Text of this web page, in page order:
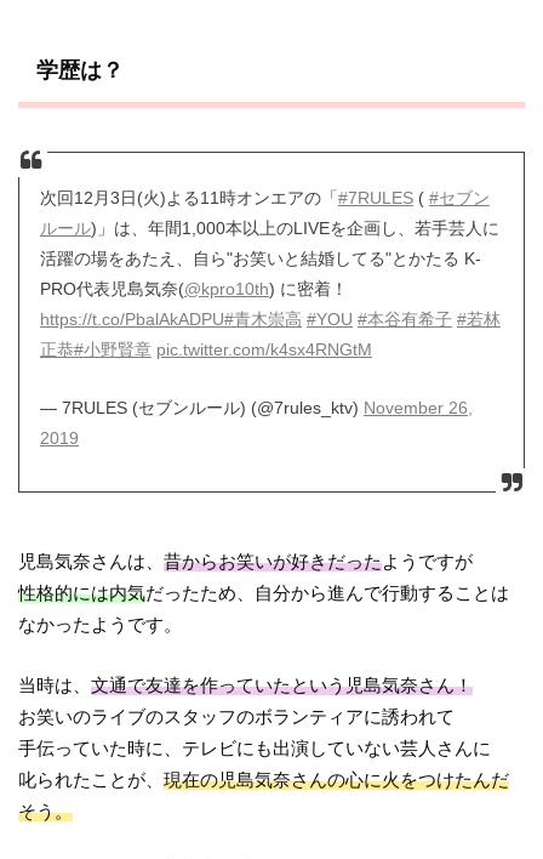
学歴は？
次回12月3日(火)よる11時オンエアの「#7RULES( #セブン
ルール)」は、年間1,000本以上のLIVEを企画し、若手芸人に
活躍の場をあたえ、自ら"お笑いと結婚してる"とかたる K-
PRO代表児島気奈(@kpro10th) に密着！
https://t.co/PbalAkADPU#青木崇高 #YOU #本谷有希子 #若林
正恭#小野賢章 pic.twitter.com/k4sx4RNGtM
— 7RULES (セブンルール) (@7rules_ktv) November 26,
2019
児島気奈さんは、昔からお笑いが好きだったようですが
性格的には内気だったため、自分から進んで行動することは
なかったようです。
当時は、文通で友達を作っていたという児島気奈さん！
お笑いのライブのスタッフのボランティアに誘われて
手伝っていた時に、テレビにも出演していない芸人さんに
叱られたことが、現在の児島気奈さんの心に火をつけたんだ
そう。